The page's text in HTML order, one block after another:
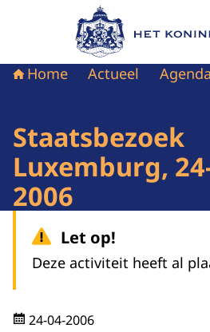
Naar de homepage
Home Actueel Agenda
Staatsbezoek
Luxemburg,
2006
Let op!
Deze activiteit heeft al
24-04-2006